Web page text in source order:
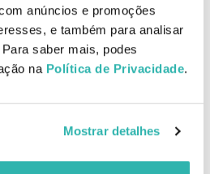
anúncios e promoções
e também para analisar
saber mais, podes
na Política de Privacidade.
Mostrar detalhes